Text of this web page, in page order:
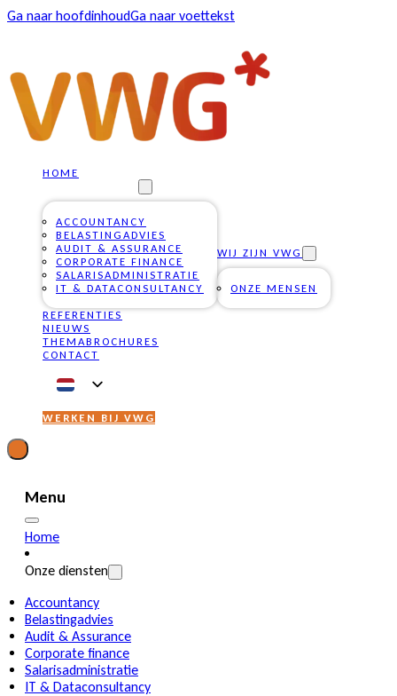
Ga naar hoofdinhoudGa naar voettekst
HOME
ACCOUNTANCY
BELASTINGADVIES
AUDIT & ASSURANCE
CORPORATE FINANCE
SALARISADMINISTRATIE
IT & DATACONSULTANCY
WIJ ZIJN VWG
ONZE MENSEN
REFERENTIES
NIEUWS
THEMABROCHURES
CONTACT
WERKEN BIJ VWG
Menu
Home
Onze diensten
Accountancy
Belastingadvies
Audit & Assurance
Corporate finance
Salarisadministratie
IT & Dataconsultancy